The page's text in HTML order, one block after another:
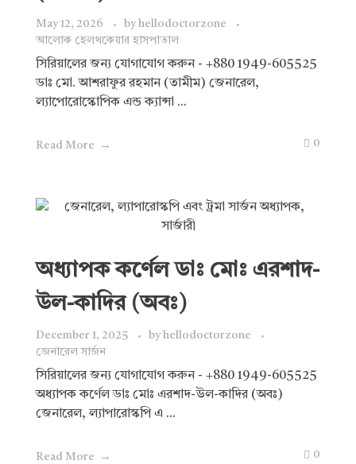
May 12, 2026 by hellodoctorzone
আলোক হেলথকেয়ার হাসপাতাল
সিরিয়ালের জন্য যোগাযোগ করুন - +880 1949-605525
ডাঃ মো. আশরাফুর রহমান (তামীম) জেনারেল,
ল্যাপোরোস্কোপিক এন্ড ক্যান্সা ...
Read More 0
অধ্যাপক কর্ণেল ডাঃ মোঃ এরশাদ-
উল-কাদির (অবঃ)
December 1, 2025 by hellodoctorzone
জেনারেল সার্জন
সিরিয়ালের জন্য যোগাযোগ করুন - +880 1949-605525
অধ্যাপক কর্ণেল ডাঃ মোঃ এরশাদ-উল-কাদির (অবঃ)
জেনারেল, ল্যাপারোস্কপি এ ...
Read More 0